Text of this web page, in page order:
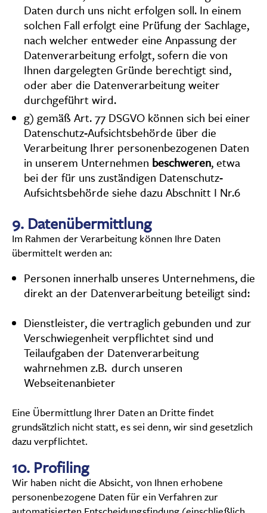
Daten durch uns nicht erfolgen soll. In einem
solchen Fall erfolgt eine Prüfung der Sachlage,
nach welcher entweder eine Anpassung der
Datenverarbeitung erfolgt, sofern die von
Ihnen dargelegten Gründe berechtigt sind,
oder aber die Datenverarbeitung weiter
durchgeführt wird.
g) gemäß Art. 77 DSGVO können sich bei einer
Datenschutz-Aufsichtsbehörde über die
Verarbeitung Ihrer personenbezogenen Daten
in unserem Unternehmen beschweren, etwa
bei der für uns zuständigen Datenschutz-
Aufsichtsbehörde siehe dazu Abschnitt I Nr.6
9. Datenübermittlung
Im Rahmen der Verarbeitung können Ihre Daten
übermittelt werden an:
Personen innerhalb unseres Unternehmens, die
direkt an der Datenverarbeitung beteiligt sind:
Dienstleister, die vertraglich gebunden und zur
Verschwiegenheit verpflichtet sind und
Teilaufgaben der Datenverarbeitung
wahrnehmen z.B. durch unseren
Webseitenanbieter
Eine Übermittlung Ihrer Daten an Dritte findet
grundsätzlich nicht statt, es sei denn, wir sind gesetzlich
dazu verpflichtet.
10. Profiling
Wir haben nicht die Absicht, von Ihnen erhobene
personenbezogene Daten für ein Verfahren zur